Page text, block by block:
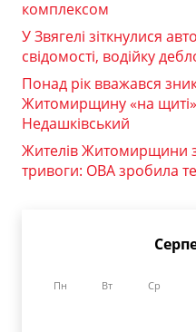
комплексом
У Звягелі зіткнулися
свідомості, водійку
Понад рік вважався
Житомирщину «на щиті»
Недашківський
Жителів Житомирщини
тривоги: ОВА зробила
Пн Вт Ср